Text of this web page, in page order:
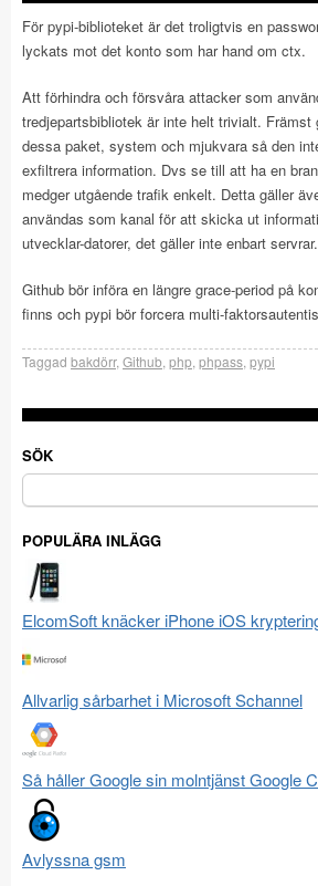
För pypi-biblioteket är det troligtvis en
lyckats mot det konto som har hand om ctx.
Att förhindra och försvåra attacker som
tredjepartsbibliotek är inte helt trivialt. Främst
dessa paket, system och mjukvara så den
exfiltrera information. Dvs se till att ha en
medger utgående trafik enkelt. Detta gäller
användas som kanal för att skicka ut
utvecklar-datorer, det gäller inte enbart servrar.
Github bör införa en längre grace-period på
finns och pypi bör forcera multi-
Taggad bakdörr, Github php phpass pypi
SÖK
Sök
efter:
POPULÄRA INLÄGG
ElcomSoft knäcker iPhone iOS
Allvarlig sårbarhet i Microsoft Schannel
Så håller Google sin molntjänst Google
Avlyssna gsm